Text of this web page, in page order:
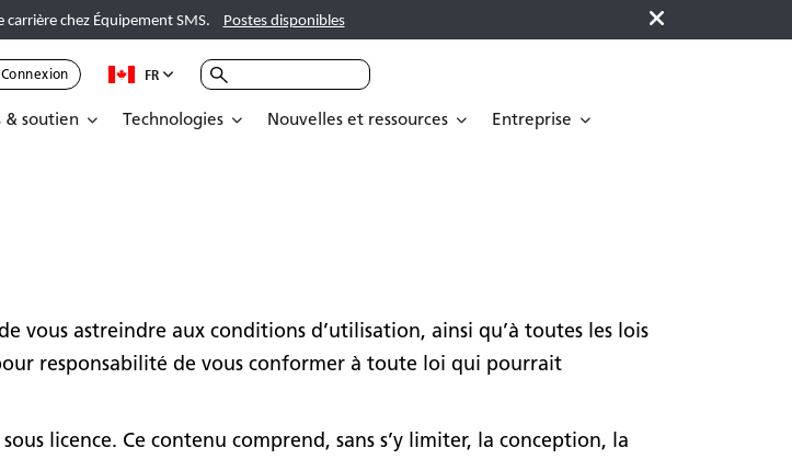
carrière chez Équipement SMS. Postes disponibles
Connexion FR
& soutien Technologies Nouvelles et ressources Entreprise
vous astreindre aux conditions d’utilisation, ainsi qu’à toutes les lois
responsabilité de vous conformer à toute loi qui pourrait
licence. Ce contenu comprend, sans s’y limiter, la conception, la